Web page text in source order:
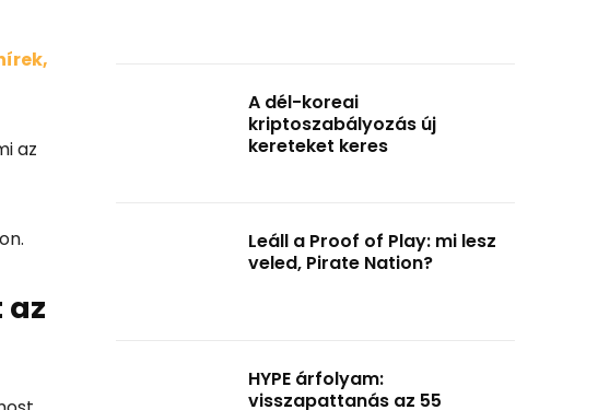
az
az
A dél-koreai
kriptoszabályozás új
kereteket keres
Leáll a Proof of Play: mi lesz
veled, Pirate Nation?
HYPE árfolyam:
visszapattanás az 55